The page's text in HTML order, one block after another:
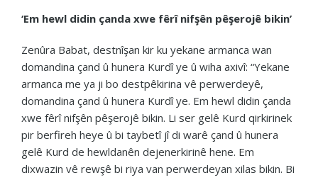
‘Em hewl didin çanda xwe fêrî nifşên pêşerojê bikin’
Zenûra Babat, destnîşan kir ku yekane armanca wan
domandina çand û hunera Kurdî ye û wiha axivî: “Yekane
armanca me ya ji bo destpêkirina vê perwerdeyê,
domandina çand û hunera Kurdî ye. Em hewl didin çanda
xwe fêrî nifşên pêşerojê bikin. Li ser gelê Kurd qirkirinek
pir berfireh heye û bi taybetî jî di warê çand û hunera
gelê Kurd de hewldanên dejenerkirinê hene. Em
dixwazin vê rewşê bi riya van perwerdeyan xilas bikin. Bi